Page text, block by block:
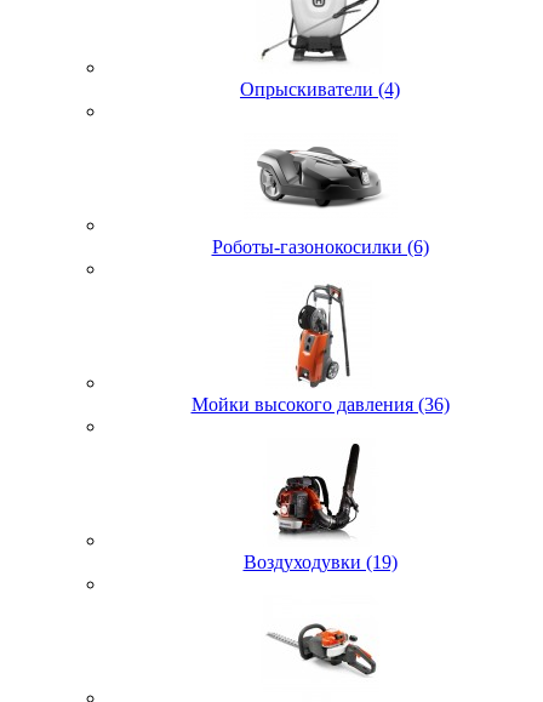
Опрыскиватели (4)
Роботы-газонокосилки (6)
Мойки высокого давления (36)
Воздуходувки (19)